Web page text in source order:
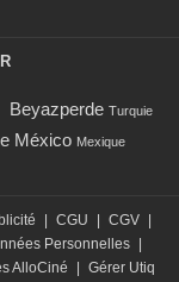
Beyazperde Turquie
México Mexique
| CGU | CGV |
Personnelles |
AlloCiné | Gérer Utiq